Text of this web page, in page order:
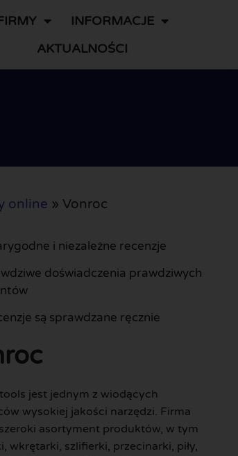
INFORMACJE
AKTUALNOŚCI
online » Vonroc
i niezależne recenzje
doświadczenia prawdziwych
są sprawdzane ręcznie
jest jednym z wiodących
wysokiej jakości narzędzi. Firma
asortyment produktów, w tym
wkrętarki, szlifierki, przecinarki, piły,